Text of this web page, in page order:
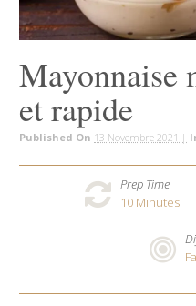
Mayonnaise
et rapide
Published On 13 Novembre 2021 |
Prep Time
10Minutes